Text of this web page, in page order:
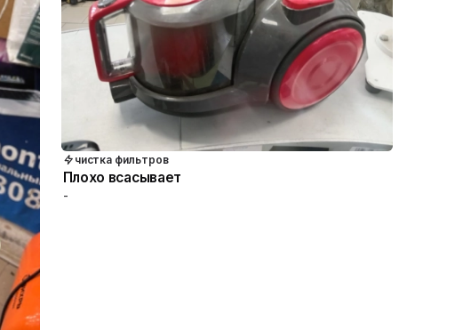
чистка фильтров
Плохо всасывает
-